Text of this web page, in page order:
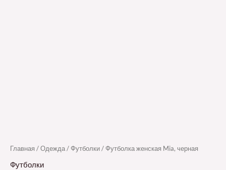
Главная /Одежда/Футболки/ Футболка женская Mia, черная
Футболки